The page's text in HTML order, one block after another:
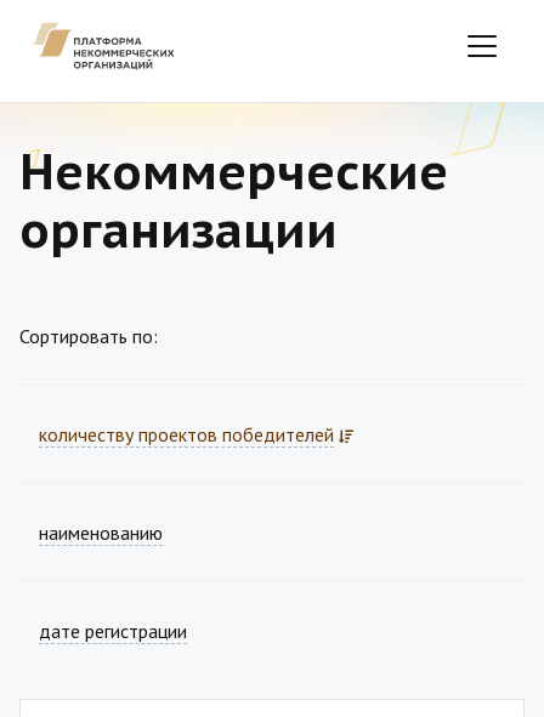
Некоммерческие
организации
Сортировать по:
количеству проектов победителей
наименованию
дате регистрации